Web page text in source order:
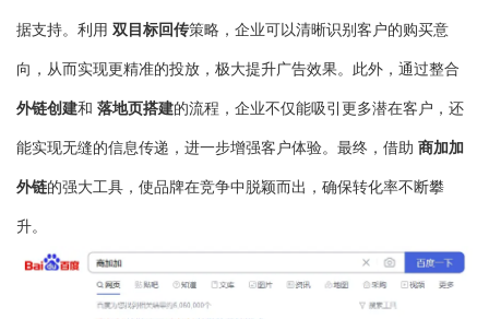
据支持。利用 双目标回传策略，企业可以清晰识别客户的购买意
向，从而实现更精准的投放，极大提升广告效果。此外，通过整合
外链创建和 落地页搭建的流程，企业不仅能吸引更多潜在客户，还
能实现无缝的信息传递，进一步增强客户体验。最终，借助 商加加
外链的强大工具，使品牌在竞争中脱颖而出，确保转化率不断攀
升。